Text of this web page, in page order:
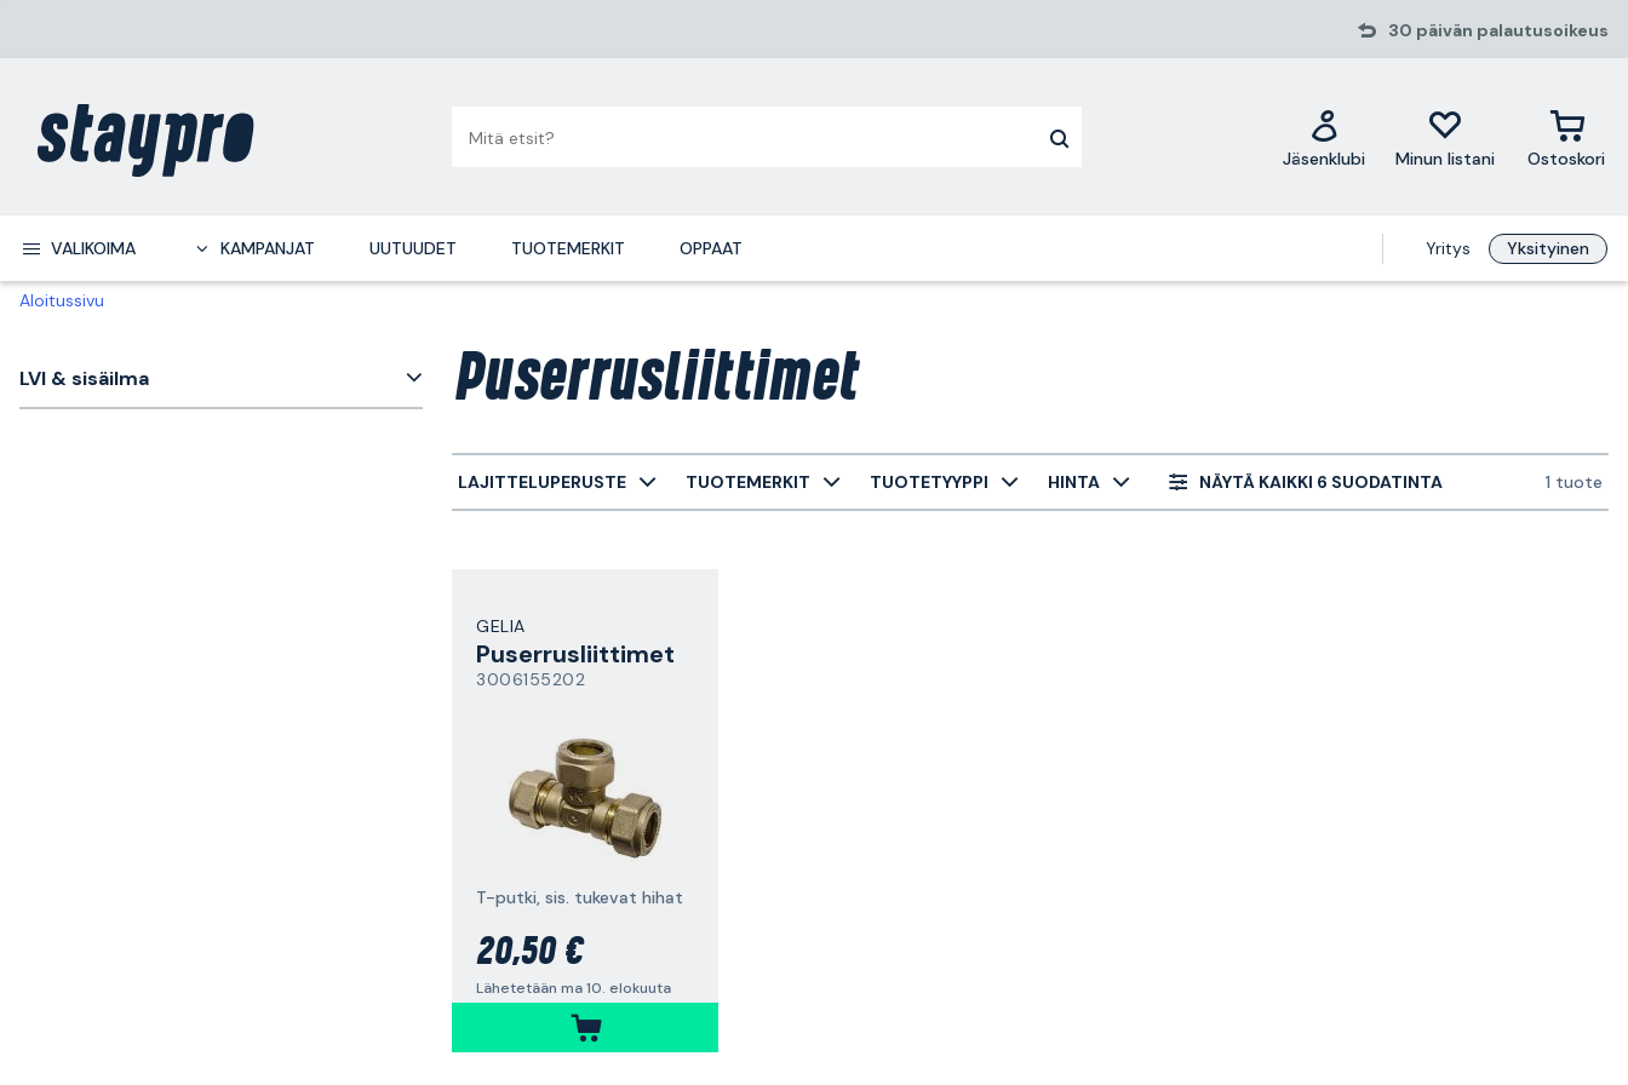
30 päivän palautusoikeus
Jäsenklubi Minun listani Ostoskori
VALIKOIMA KAMPANJAT UUTUUDET TUOTEMERKIT OPPAAT Yritys Yksityinen
Aloitussivu
LVI & sisäilma Puserrusliittimet
LAJITTELUPERUSTE TUOTEMERKIT TUOTETYYPPI HINTA NÄYTÄ KAIKKI 6 SUODATINTA 1 tuote
GELIA
Puserrusliittimet
3006155202
T-putki, sis. tukevat hihat
20,50 €
Lähetetään ma 10. elokuuta